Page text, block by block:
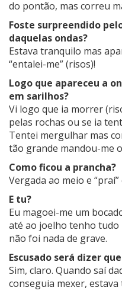
do pontão, mas correu
Foste surpreendido
daquelas ondas?
Estava tranquilo mas
“entalei-me” (risos)!
Logo que apareceu a
em sarilhos?
Vi logo que ia morrer
pelas rochas ou se ia
Tentei mergulhar mas
tão grande mandou-me
Como ficou a prancha?
Vergada ao meio e
E tu?
Eu magoei-me um
até ao joelho tenho tudo
não foi nada de grave.
Escusado será dizer
Sim, claro. Quando saí
conseguia mexer,